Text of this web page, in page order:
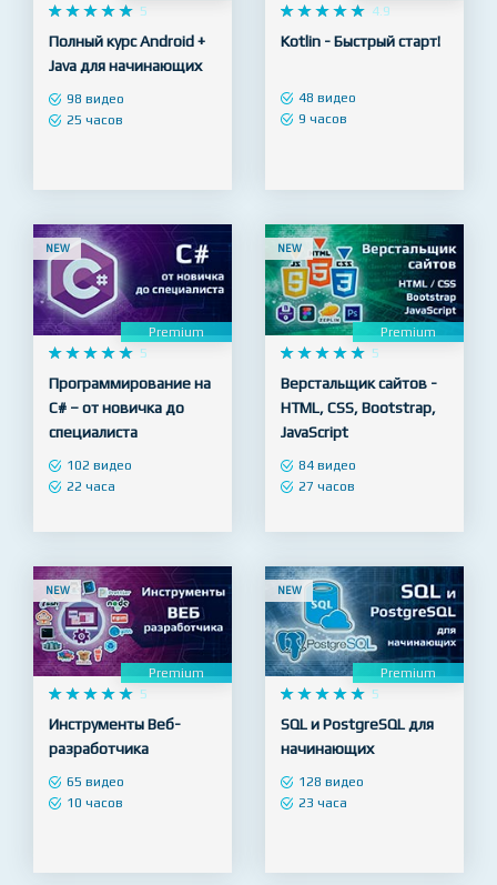
    
     5
Полный курс Android +
Java для начинающих
98 видео
25 часов
    
     4.9
Kotlin - Быстрый старт!
48 видео
9 часов
NEW
Premium
    
     5
Программирование на
C# – от новичка до
специалиста
102 видео
22 часа
NEW
Premium
    
     5
Верстальщик сайтов -
HTML, CSS, Bootstrap,
JavaScript
84 видео
27 часов
NEW
Premium
    
     5
Инструменты Веб-
разработчика
65 видео
10 часов
NEW
Premium
    
     5
SQL и PostgreSQL для
начинающих
128 видео
23 часа